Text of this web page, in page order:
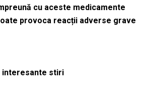
cu aceste medicamente
provoca reacții adverse grave
interesante stiri